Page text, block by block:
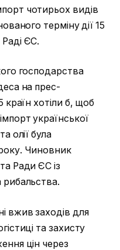
чотирьох видів
терміну дії 15
ЄС.
господарства
на прес-
країн хотіли б, щоб
української
олії була
Чиновник
Ради ЄС із
рибальства.
вжив заходів для
та захисту
цін через